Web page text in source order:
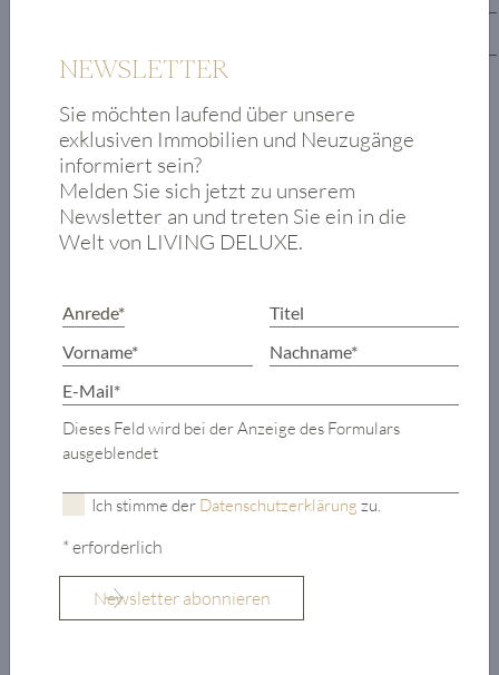
mit Garderobe
Master-
Schlafzimmer
mit Ankleide
und Badezimmer
mit jeweils
Badezimmer en
Terrassen-
Zugang
NEWSLETTER
Sie möchten laufend über unsere
exklusiven Immobilien und Neuzugänge
informiert sein?
Melden Sie sich jetzt zu unserem
Newsletter an und treten Sie ein in die
Welt von LIVING DELUXE.
Dieses Feld wird bei der Anzeige des Formulars
ausgeblendet
Ich stimme der Datenschutzerklärung zu.
* erforderlich